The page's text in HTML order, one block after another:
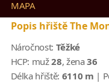
MAPA
Popis hřiště The
Náročnost: Těžké
HCP: muž28, žena36
Délka hřiště: 6110 m |